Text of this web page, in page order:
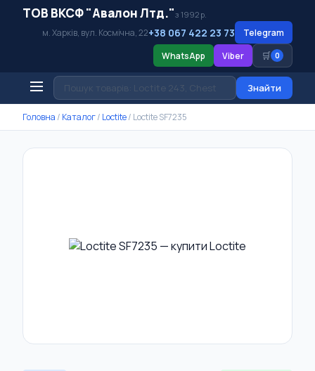
ТОВ ВКСФ "Авалон Лтд."з 1992 р.
м. Харків, вул. Космічна, 22+38 067 422 23 73
Telegram
WhatsApp
Viber 🛒 0
Знайти
Головна / Каталог/ Loctite/ Loctite SF7235